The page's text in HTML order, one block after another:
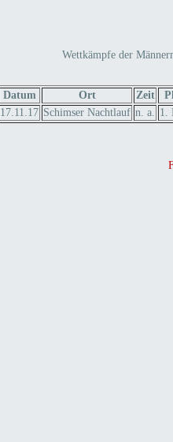
Wettkämpfe der
Datum Ort Zeit
17.11.17 Schimser Nachtlauf n. a. 1.